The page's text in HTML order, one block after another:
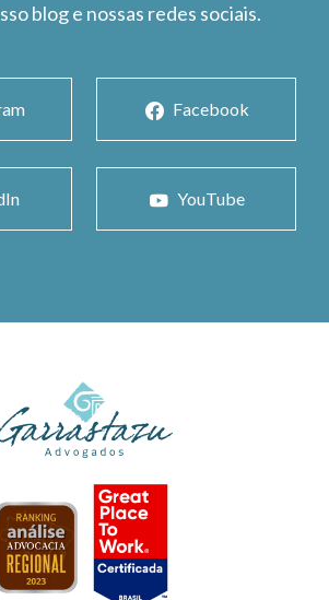
blog e nossas redes sociais.
Facebook
YouTube